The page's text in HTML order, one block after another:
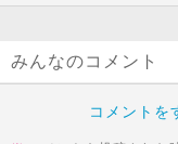
みんなのコメント
コメントを